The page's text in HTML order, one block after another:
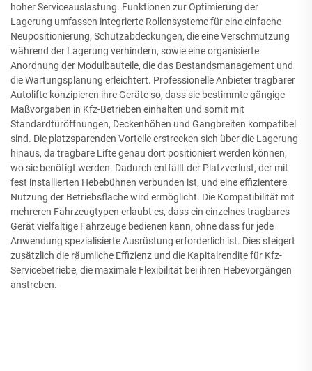
hoher Serviceauslastung. Funktionen zur Optimierung der
Lagerung umfassen integrierte Rollensysteme für eine einfache
Neupositionierung, Schutzabdeckungen, die eine Verschmutzung
während der Lagerung verhindern, sowie eine organisierte
Anordnung der Modulbauteile, die das Bestandsmanagement und
die Wartungsplanung erleichtert. Professionelle Anbieter tragbarer
Autolifte konzipieren ihre Geräte so, dass sie bestimmte gängige
Maßvorgaben in Kfz-Betrieben einhalten und somit mit
Standardtüröffnungen, Deckenhöhen und Gangbreiten kompatibel
sind. Die platzsparenden Vorteile erstrecken sich über die Lagerung
hinaus, da tragbare Lifte genau dort positioniert werden können,
wo sie benötigt werden. Dadurch entfällt der Platzverlust, der mit
fest installierten Hebebühnen verbunden ist, und eine effizientere
Nutzung der Betriebsfläche wird ermöglicht. Die Kompatibilität mit
mehreren Fahrzeugtypen erlaubt es, dass ein einzelnes tragbares
Gerät vielfältige Fahrzeuge bedienen kann, ohne dass für jede
Anwendung spezialisierte Ausrüstung erforderlich ist. Dies steigert
zusätzlich die räumliche Effizienz und die Kapitalrendite für Kfz-
Servicebetriebe, die maximale Flexibilität bei ihren Hebevorgängen
anstreben.